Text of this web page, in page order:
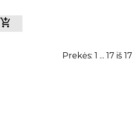
Prekės: 1 ... 17 iš 17